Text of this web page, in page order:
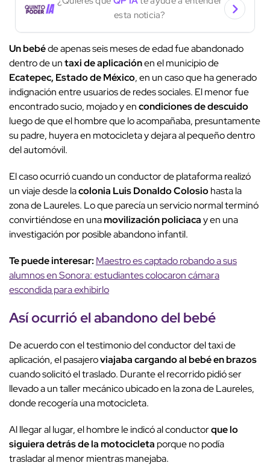
esta noticia?
Un bebéde apenas seis meses de edad fue abandonado
dentro de untaxi de aplicaciónen el municipio de
Ecatepec, Estado de México, en un caso que ha generado
indignación entre usuarios de redes sociales. El menor fue
encontrado sucio, mojado y encondiciones de descuido
luego de que el hombre que lo acompañaba, presuntamente
su padre, huyera en motocicleta y dejara al pequeño dentro
del automóvil.
El caso ocurrió cuando un conductor de plataforma realizó
un viaje desde lacolonia Luis Donaldo Colosiohasta la
zona de Laureles. Lo que parecía un servicio normal terminó
convirtiéndose en unamovilización policiacay en una
investigación por posible abandono infantil.
Te puede interesar: Maestro es captado robando a sus
alumnos en Sonora: estudiantes colocaron cámara
escondida para exhibirlo
Así ocurrió el abandono del bebé
De acuerdo con el testimonio del conductor del taxi de
aplicación, el pasajeroviajaba cargando al bebé en brazos
cuando solicitó el traslado. Durante el recorrido pidió ser
llevado a un taller mecánico ubicado en la zona de Laureles,
donde recogería una motocicleta.
Al llegar al lugar, el hombre le indicó al conductorque lo
siguiera detrás de la motocicleta porque no podía
trasladar al menor mientras manejaba.